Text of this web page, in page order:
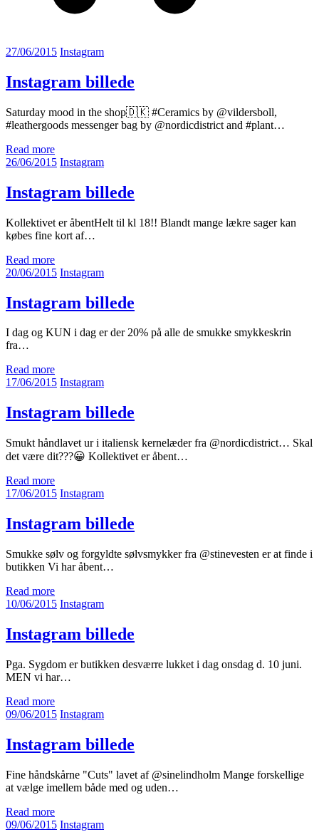
27/06/2015 Instagram
Instagram billede
Saturday mood in the shop🇩🇰 #Ceramics by @vildersboll,
#leathergoods messenger bag by @nordicdistrict and #plant…
Read more
26/06/2015 Instagram
Instagram billede
Kollektivet er åbentHelt til kl 18!! Blandt mange lækre sager kan
købes fine kort af…
Read more
20/06/2015 Instagram
Instagram billede
I dag og KUN i dag er der 20% på alle de smukke smykkeskrin
fra…
Read more
17/06/2015 Instagram
Instagram billede
Smukt håndlavet ur i italiensk kernelæder fra @nordicdistrict… Skal
det være dit???😀 Kollektivet er åbent…
Read more
17/06/2015 Instagram
Instagram billede
Smukke sølv og forgyldte sølvsmykker fra @stinevesten er at finde i
butikken Vi har åbent…
Read more
10/06/2015 Instagram
Instagram billede
Pga. Sygdom er butikken desværre lukket i dag onsdag d. 10 juni.
MEN vi har…
Read more
09/06/2015 Instagram
Instagram billede
Fine håndskårne "Cuts" lavet af @sinelindholm Mange forskellige
at vælge imellem både med og uden…
Read more
09/06/2015 Instagram